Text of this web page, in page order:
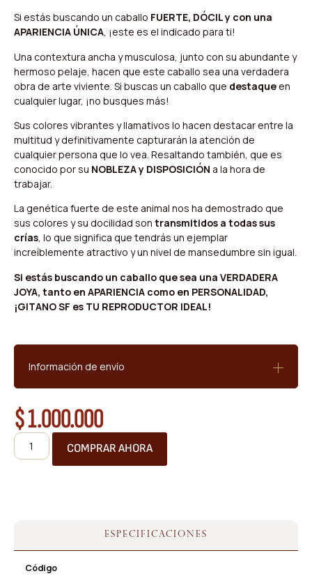
Si estás buscando un caballo FUERTE, DÓCIL y con una
APARIENCIA ÚNICA, ¡este es el indicado para ti!
Una contextura ancha y musculosa, junto con su abundante y
hermoso pelaje, hacen que este caballo sea una verdadera
obra de arte viviente. Si buscas un caballo que destaque en
cualquier lugar, ¡no busques más!
Sus colores vibrantes y llamativos lo hacen destacar entre la
multitud y definitivamente capturarán la atención de
cualquier persona que lo vea. Resaltando también, que es
conocido por su NOBLEZA y DISPOSICIÓN a la hora de
trabajar.
La genética fuerte de este animal nos ha demostrado que
sus colores y su docilidad son transmitidos a todas sus
crías, lo que significa que tendrás un ejemplar
increíblemente atractivo y un nivel de mansedumbre sin igual.
Si estás buscando un caballo que sea una VERDADERA
JOYA, tanto en APARIENCIA como en PERSONALIDAD,
¡GITANO SF es TU REPRODUCTOR IDEAL!
Información de envío
$1.000.000
COMPRAR AHORA
ESPECIFICACIONES
Código